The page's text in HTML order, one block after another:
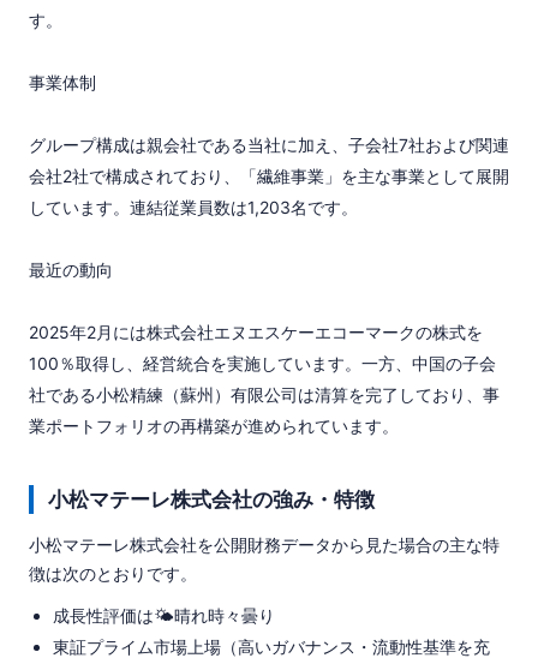
す。
事業体制
グループ構成は親会社である当社に加え、子会社7社および関連
会社2社で構成されており、「繊維事業」を主な事業として展開
しています。連結従業員数は1,203名です。
最近の動向
2025年2月には株式会社エヌエスケーエコーマークの株式を
100％取得し、経営統合を実施しています。一方、中国の子会
社である小松精練（蘇州）有限公司は清算を完了しており、事
業ポートフォリオの再構築が進められています。
小松マテーレ株式会社の強み・特徴
小松マテーレ株式会社を公開財務データから見た場合の主な特
徴は次のとおりです。
成長性評価は🌤️晴れ時々曇り
東証プライム市場上場（高いガバナンス・流動性基準を充